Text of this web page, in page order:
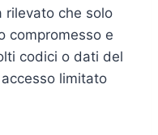
rilevato che solo
compromesso e
codici o dati del
limitato